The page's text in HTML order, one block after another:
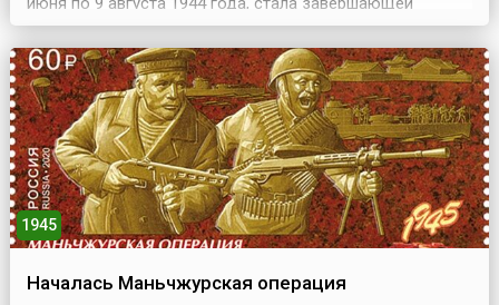
операцией битвы за Ленинград. Цель наступления
заключалась в ликвидации угрозы Ленинграду, а также
в ускорении выхода Финляндии из войны.Успехи
советских войск во время зимней кампании 1944 года ...
1945
Началась Маньчжурская операция